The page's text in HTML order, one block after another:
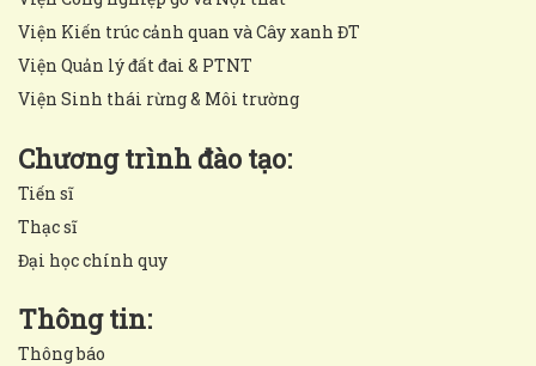
Viện Kiến trúc cảnh quan và Cây xanh ĐT
Viện Quản lý đất đai & PTNT
Viện Sinh thái rừng & Môi trường
Chương trình đào tạo:
Tiến sĩ
Thạc sĩ
Đại học chính quy
Thông tin:
Thông báo